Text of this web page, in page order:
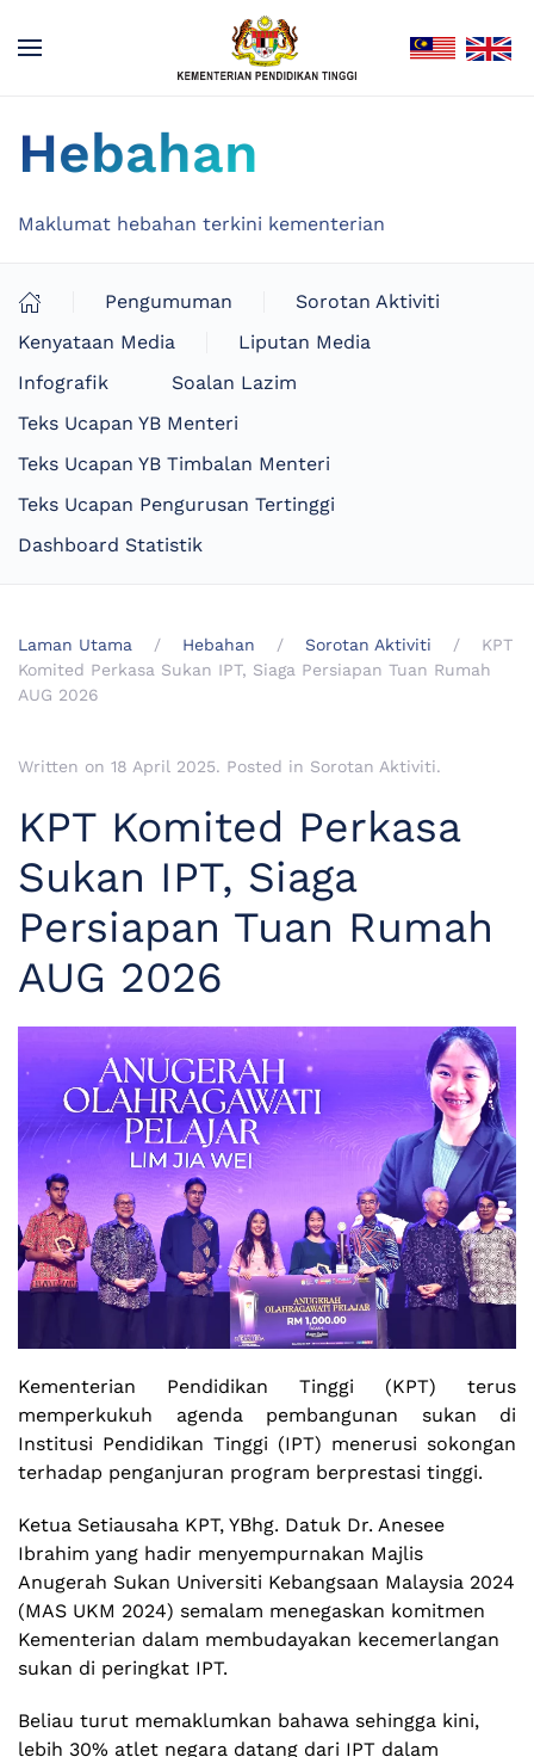
Hebahan
Maklumat hebahan terkini kementerian
Pengumuman
Sorotan Aktiviti
Kenyataan Media
Liputan Media
Infografik
Soalan Lazim
Teks Ucapan YB Menteri
Teks Ucapan YB Timbalan Menteri
Teks Ucapan Pengurusan Tertinggi
Dashboard Statistik
Laman Utama Hebahan Sorotan Aktiviti
KPT
Komited Perkasa Sukan IPT, Siaga Persiapan Tuan Rumah
AUG 2026
Written on 18 April 2025. Posted in Sorotan Aktiviti.
KPT Komited Perkasa
Sukan IPT, Siaga
Persiapan Tuan Rumah
AUG 2026
Kementerian Pendidikan Tinggi (KPT) terus
memperkukuh agenda pembangunan sukan di
Institusi Pendidikan Tinggi (IPT) menerusi sokongan
terhadap penganjuran program berprestasi tinggi.
Ketua Setiausaha KPT, YBhg. Datuk Dr. Anesee
Ibrahim yang hadir menyempurnakan Majlis
Anugerah Sukan Universiti Kebangsaan Malaysia 2024
(MAS UKM 2024) semalam menegaskan komitmen
Kementerian dalam membudayakan kecemerlangan
sukan di peringkat IPT.
Beliau turut memaklumkan bahawa sehingga kini,
lebih 30% atlet negara datang dari IPT dalam